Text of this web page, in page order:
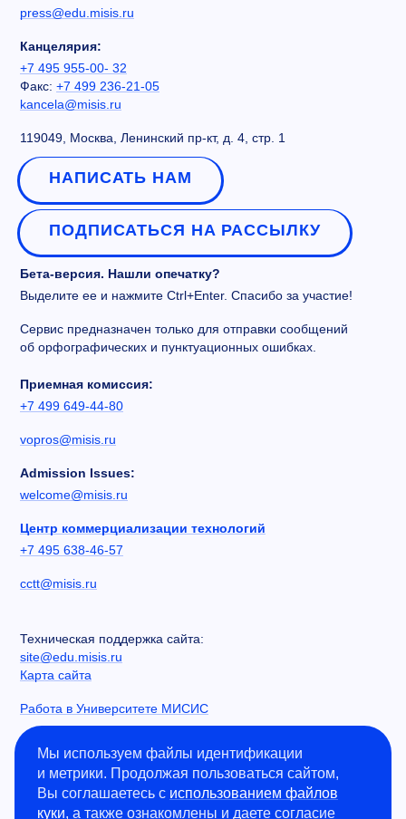
press@edu.misis.ru
Канцелярия:
+7 495 955-00- 32
Факс: +7 499 236-21-05
kancela@misis.ru
119049, Москва, Ленинский пр-кт, д. 4, стр. 1
НАПИСАТЬ НАМ
ПОДПИСАТЬСЯ НА РАССЫЛКУ
Бета-версия. Нашли опечатку?
Выделите ее и нажмите Ctrl+Enter. Спасибо за участие!
Сервис предназначен только для отправки сообщений
об орфографических и пунктуационных ошибках.
Приемная комиссия:
+7 499 649-44-80
vopros@misis.ru
Admission Issues:
welcome@misis.ru
Центр коммерциализации технологий
+7 495 638-46-57
cctt@misis.ru
Техническая поддержка сайта:
site@edu.misis.ru
Карта сайта
Работа в Университете МИСИС
Сведения об образовательной организации
Информация о закупках
Противодействие коррупции
Политика конфиденциальности
Мы используем файлы идентификации
и метрики. Продолжая пользоваться сайтом,
Вы соглашаетесь с использованием файлов
куки, а также ознакомлены и даете согласие